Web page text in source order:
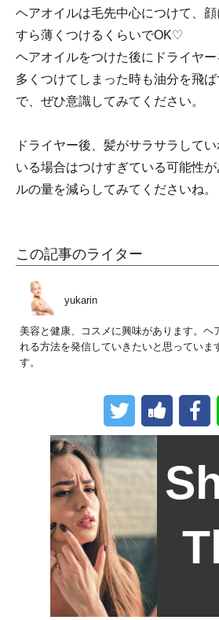
ヘアオイルは毛先中心につけて、
すら薄くつけるくらいでOK♡
ヘアオイルをつけた後にドライヤ
多くつけてしまった時も油分を飛
で、ぜひ意識してみてください。
ドライヤー後、髪がサラサラして
いる場合はつけすぎている可能性
ルの量を減らしてみてくださいね。
この記事のライター
yukarin
美容と健康、コスメに興味があります。ヘ
れる方法を発信していきたいと思っていま
す。